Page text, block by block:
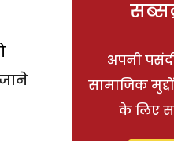
अपनी
सामाजिक
के लिए